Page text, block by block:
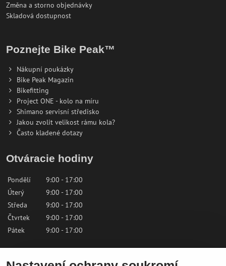
Změna a storno objednávky
Skladová dostupnost
Poznejte Bike Peak™
Nákupní poukázky
Bike Peak Magazin
Bikefitting
Project ONE - kolo na míru
Shimano servisní středisko
Jakou zvolit velikost rámu kola?
Často kladené dotazy
Otváracie hodiny
Pondělí
9:00 - 17:00
Úterý
9:00 - 17:00
Středa
9:00 - 17:00
Čtvrtek
9:00 - 17:00
Pátek
9:00 - 17:00